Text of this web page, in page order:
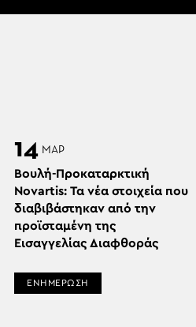
14 ΜΑΡ
Βουλή-Προκαταρκτική
Novartis: Τα νέα στοιχεία που
διαβιβάστηκαν από την
προϊσταμένη της
Εισαγγελίας Διαφθοράς
ΕΝΗΜΕΡΩΣΗ